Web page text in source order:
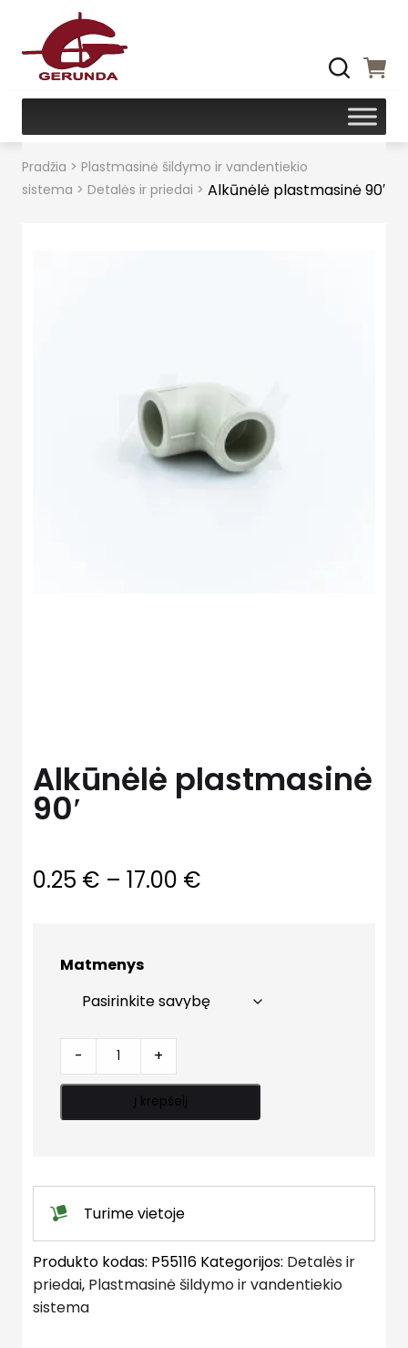
Pradžia > Plastmasinė šildymo ir vandentiekio
sistema > Detalės ir priedai > Alkūnėlė plastmasinė 90′
Alkūnėlė plastmasinė
90′
0.25 € – 17.00 €
17.00 €
Matmenys
Alkūnėlė
plastmasinė
quantity
- +
Į krepšelį
Turime vietoje
Produkto kodas: P55116 Kategorijos: Detalės ir
priedai, Plastmasinė šildymo ir vandentiekio
sistema